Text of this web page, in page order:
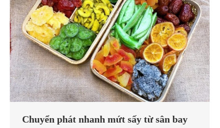
Chuyển phát nhanh mứt sấy từ sân bay